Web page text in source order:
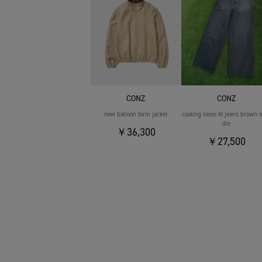
CONZ
new balloon form jacket
￥36,300
CONZ
coating loose fit jeans brown
die
￥27,500